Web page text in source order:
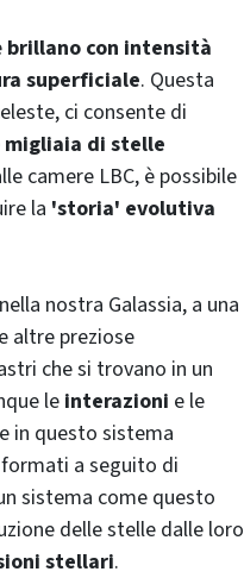
brillano con intensità
superficiale. Questa
ci consente di
migliaia di stelle
camere LBC, è possibile
la 'storia' evolutiva
nostra Galassia, a una
altre preziose
che si trovano in un
le interazioni e le
in questo sistema
a seguito di
sistema come questo
delle stelle dalle loro
stellari.